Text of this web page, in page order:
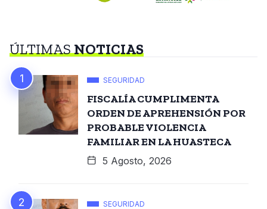
ÚLTIMASNOTICIAS
SEGURIDAD
FISCALÍA CUMPLIMENTA
ORDEN DE APREHENSIÓN POR
PROBABLE VIOLENCIA
FAMILIAR EN LA HUASTECA
5 Agosto, 2026
SEGURIDAD